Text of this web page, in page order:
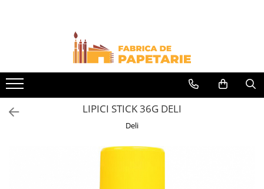
Toate Produsele
Hartie si articole din hartie
Hartie pentru copiator si cartoane
Hartie color pentru copiator
Papetarie personalizata
Notes adeziv si index adeziv
Bloc Notes-uri brosate
LIPICI STICK 36G DELI
Deli